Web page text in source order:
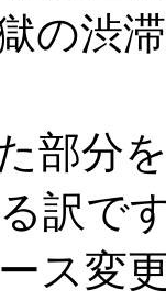
の渋
部分
訳で
ス変